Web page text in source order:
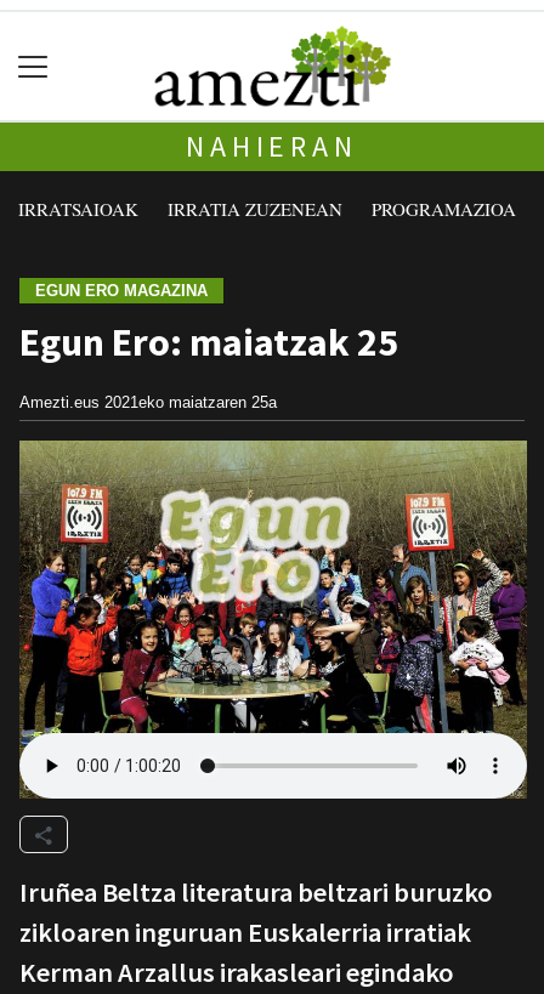
NAHIERAN
IRRATSAIOAK IRRATIA ZUZENEAN PROGRAMAZIOA
EGUN ERO MAGAZINA
Egun Ero: maiatzak 25
Amezti.eus 2021eko maiatzaren 25a
Iruñea Beltza literatura beltzari buruzko
zikloaren inguruan Euskalerria irratiak
Kerman Arzallus irakasleari egindako